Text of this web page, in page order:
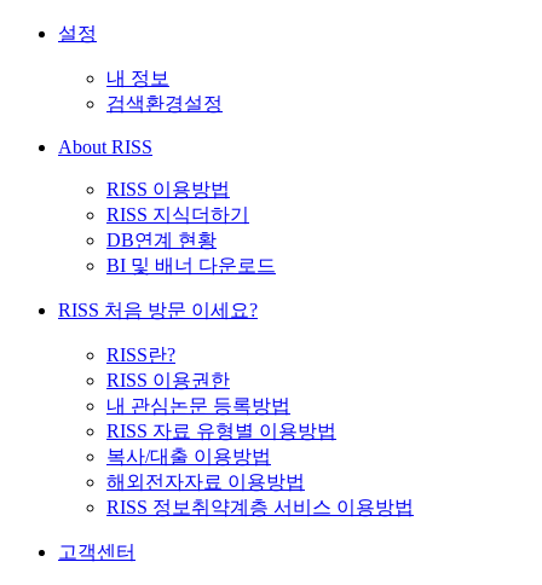
설정
내 정보
검색환경설정
About RISS
RISS 이용방법
RISS 지식더하기
DB연계 현황
BI 및 배너 다운로드
RISS 처음 방문 이세요?
RISS란?
RISS 이용권한
내 관심논문 등록방법
RISS 자료 유형별 이용방법
복사/대출 이용방법
해외전자자료 이용방법
RISS 정보취약계층 서비스 이용방법
고객센터